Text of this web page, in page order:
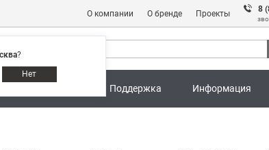
?
Нет
О компании О бренде Проекты 8
Поддержка Информация
Адреса магазинов 8 (800) 301 91 28